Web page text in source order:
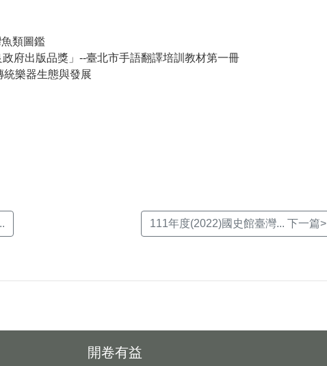
類圖鑑
府出版品獎」--臺北市手語翻譯培訓教材第一冊
統樂器生態與發展
111年度(2022)國史館臺灣... 下一篇>
開卷有益